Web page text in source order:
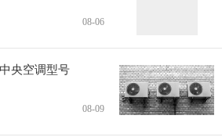
08-06
央空调型号
08-09